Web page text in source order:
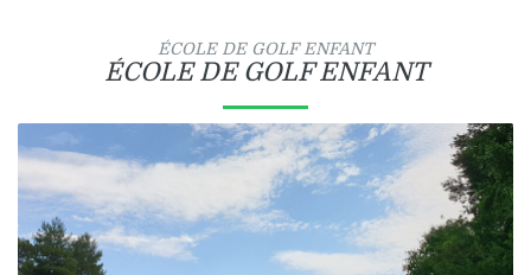
ÉCOLE DE GOLF ENFANT
ÉCOLE DE GOLF ENFANT